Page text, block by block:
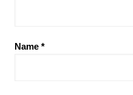
Name *